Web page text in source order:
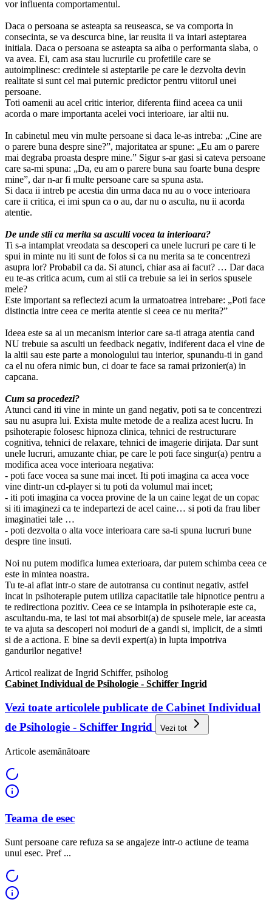
vor influenta comportamentul.
Daca o persoana se asteapta sa reuseasca, se va comporta in
consecinta, se va descurca bine, iar reusita ii va intari asteptarea
initiala. Daca o persoana se asteapta sa aiba o performanta slaba, o
va avea. Ei, cam asa stau lucrurile cu profetiile care se
autoimplinesc: credintele si asteptarile pe care le dezvolta devin
realitate si sunt cel mai puternic predictor pentru viitorul unei
persoane.
Toti oamenii au acel critic interior, diferenta fiind aceea ca unii
acorda o mare importanta acelei voci interioare, iar altii nu.
In cabinetul meu vin multe persoane si daca le-as intreba: „Cine are
o parere buna despre sine?”, majoritatea ar spune: „Eu am o parere
mai degraba proasta despre mine.” Sigur s-ar gasi si cateva persoane
care sa-mi spuna: „Da, eu am o parere buna sau foarte buna despre
mine”, dar n-ar fi multe persoane care sa spuna asta.
Si daca ii intreb pe acestia din urma daca nu au o voce interioara
care ii critica, ei imi spun ca o au, dar nu o asculta, nu ii acorda
atentie.
De unde stii ca merita sa asculti vocea ta interioara?
Ti s-a intamplat vreodata sa descoperi ca unele lucruri pe care ti le
spui in minte nu iti sunt de folos si ca nu merita sa te concentrezi
asupra lor? Probabil ca da. Si atunci, chiar asa ai facut? … Dar daca
eu te-as critica acum, cum ai stii ca trebuie sa iei in serios spusele
mele?
Este important sa reflectezi acum la urmatoatrea intrebare: „Poti face
distinctia intre ceea ce merita atentie si ceea ce nu merita?”
Ideea este sa ai un mecanism interior care sa-ti atraga atentia cand
NU trebuie sa asculti un feedback negativ, indiferent daca el vine de
la altii sau este parte a monologului tau interior, spunandu-ti in gand
ca el nu ofera nimic bun, ci doar te face sa ramai prizonier(a) in
capcana.
Cum sa procedezi?
Atunci cand iti vine in minte un gand negativ, poti sa te concentrezi
sau nu asupra lui. Exista multe metode de a realiza acest lucru. In
psihoterapie folosesc hipnoza clinica, tehnici de restructurare
cognitiva, tehnici de relaxare, tehnici de imagerie dirijata. Dar sunt
unele lucruri, amuzante chiar, pe care le poti face singur(a) pentru a
modifica acea voce interioara negativa:
- poti face vocea sa sune mai incet. Iti poti imagina ca acea voce
vine dintr-un cd-player si tu poti da volumul mai incet;
- iti poti imagina ca vocea provine de la un caine legat de un copac
si iti imaginezi ca te indepartezi de acel caine… si poti da frau liber
imaginatiei tale …
- poti dezvolta o alta voce interioara care sa-ti spuna lucruri bune
despre tine insuti.
Noi nu putem modifica lumea exterioara, dar putem schimba ceea ce
este in mintea noastra.
Tu te-ai aflat intr-o stare de autotransa cu continut negativ, astfel
incat in psihoterapie putem utiliza capacitatile tale hipnotice pentru a
te redirectiona pozitiv. Ceea ce se intampla in psihoterapie este ca,
ascultandu-ma, te lasi tot mai absorbit(a) de spusele mele, iar aceasta
te va ajuta sa descoperi noi moduri de a gandi si, implicit, de a simti
si de a actiona. E bine sa devii expert(a) in lupta impotriva
gandurilor negative!
Articol realizat de Ingrid Schiffer, psiholog
Cabinet Individual de Psihologie - Schiffer Ingrid
Vezi toate articolele publicate de Cabinet Individual
de Psihologie - Schiffer Ingrid
Vezi tot
Articole asemănătoare
Teama de esec
Sunt persoane care refuza sa se angajeze intr-o actiune de teama
unui esec. Pref ...